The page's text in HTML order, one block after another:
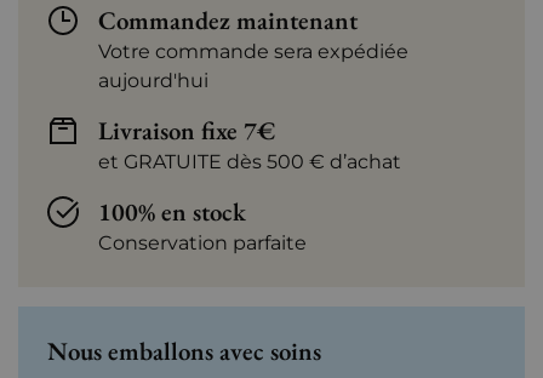
Commandez maintenant
Votre commande sera expédiée
aujourd'hui
Livraison fixe 7€
et GRATUITE dès 500 € d’achat
100% en stock
Conservation parfaite
Nous emballons avec soins